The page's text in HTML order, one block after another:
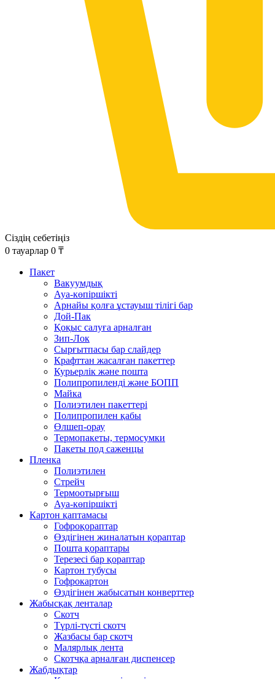
Сіздің себетіңіз
0 тауарлар 0 ₸
Пакет
Вакуумдық
Ауа-көпіршікті
Арнайы қолға ұстауыш тілігі бар
Дой-Пак
Қоқыс салуға арналған
Зип-Лок
Сырғытпасы бар слайдер
Крафттан жасалған пакеттер
Курьерлік және пошта
Полипропиленді және БОПП
Майка
Полиэтилен пакеттері
Полипропилен қабы
Өлшеп-орау
Термопакеты, термосумки
Пакеты под саженцы
Пленка
Полиэтилен
Стрейч
Термоотырғыш
Ауа-көпіршікті
Картон қаптамасы
Гофроқораптар
Өздігінен жиналатын қораптар
Пошта қораптары
Терезесі бар қораптар
Картон тубусы
Гофрокартон
Өздігінен жабысатын конверттер
Жабысқақ ленталар
Скотч
Түрлі-түсті скотч
Жазбасы бар скотч
Малярлық лента
Скотчқа арналған диспенсер
Жабдықтар